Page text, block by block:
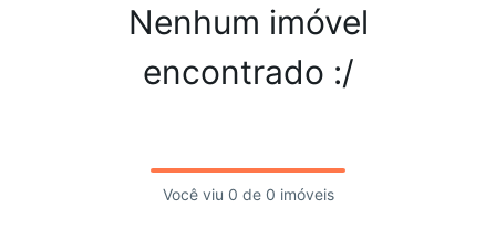
Nenhum imóvel
encontrado :/
Você viu 0 de 0 imóveis